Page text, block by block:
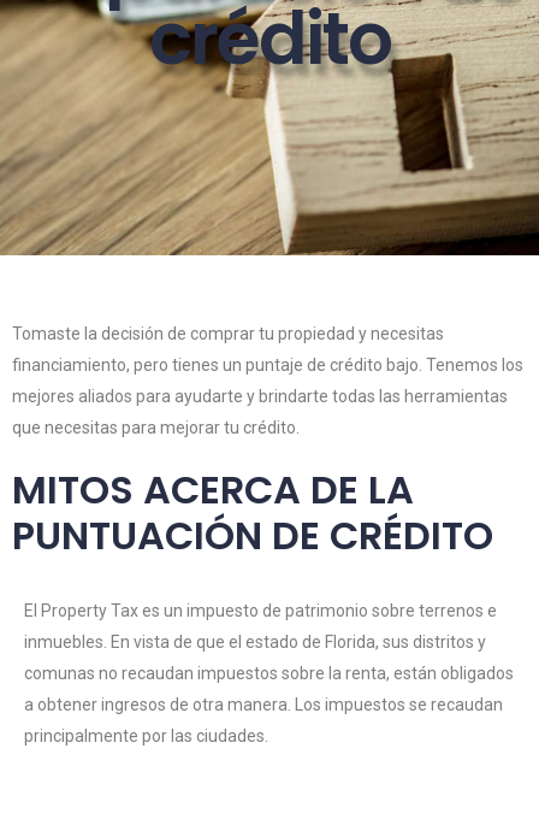
crédito
Tomaste la decisión de comprar tu propiedad y necesitas
financiamiento, pero tienes un puntaje de crédito bajo. Tenemos los
mejores aliados para ayudarte y brindarte todas las herramientas
que necesitas para mejorar tu crédito.
MITOS ACERCA DE LA
PUNTUACIÓN DE CRÉDITO
El Property Tax es un impuesto de patrimonio sobre terrenos e
inmuebles. En vista de que el estado de Florida, sus distritos y
comunas no recaudan impuestos sobre la renta, están obligados
a obtener ingresos de otra manera. Los impuestos se recaudan
principalmente por las ciudades.